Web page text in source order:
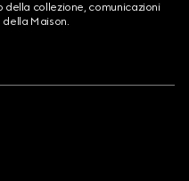
della collezione, comunicazioni
Maison.